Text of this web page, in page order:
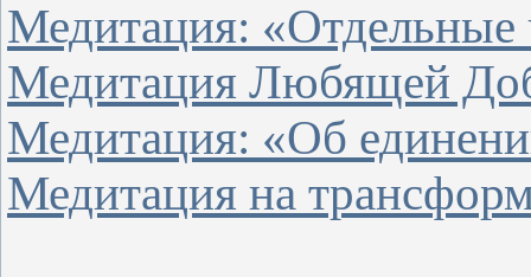
Медитация: «Отдельные
Медитация Любящей
Медитация: «Об
Медитация на